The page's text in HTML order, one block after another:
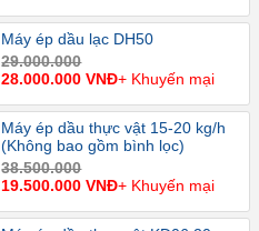
Máy ép dầu lạc DH50
29.000.000
28.000.000 VNĐ+ Khuyến mại
Máy ép dầu thực vật 15-20 kg/h
(Không bao gồm bình lọc)
38.500.000
19.500.000 VNĐ+ Khuyến mại